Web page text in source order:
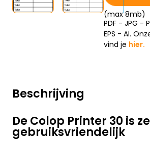
Beschrijving
De Colop Printer 30 is
gebruiksvriendelijk
(max 8mb)
PDF - JPG -
EPS - AI.
vind je hier.